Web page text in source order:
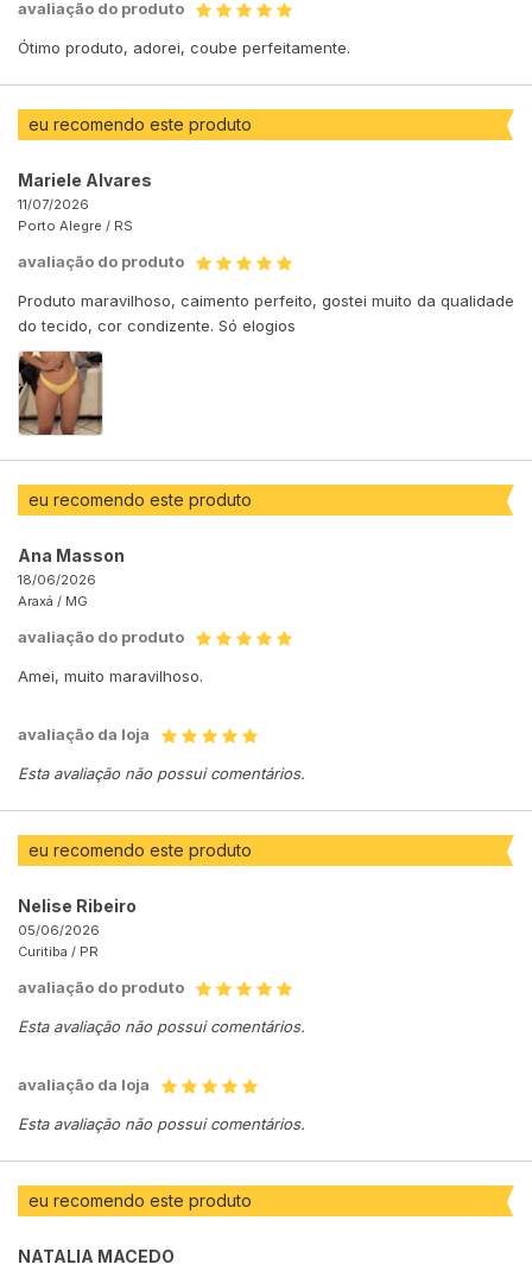
avaliação do produto
Ótimo produto, adorei, coube perfeitamente.
eu recomendo este produto
Mariele Alvares
11/07/2026
Porto Alegre / RS
avaliação do produto
Produto maravilhoso, caimento perfeito, gostei muito da qualidade
do tecido, cor condizente. Só elogios
eu recomendo este produto
Ana Masson
18/06/2026
Araxá / MG
avaliação do produto
Amei, muito maravilhoso.
avaliação da loja
Esta avaliação não possui comentários.
eu recomendo este produto
Nelise Ribeiro
05/06/2026
Curitiba / PR
avaliação do produto
Esta avaliação não possui comentários.
avaliação da loja
Esta avaliação não possui comentários.
eu recomendo este produto
NATALIA MACEDO